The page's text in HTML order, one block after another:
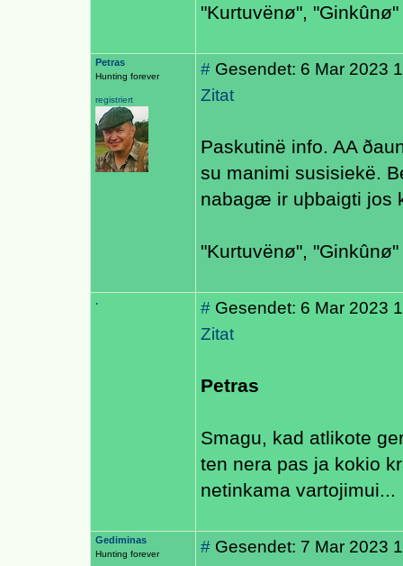
"Kurtuvënø",
Petras
Hunting forever
registriert
# Gesendet: 6 Mar 2023
Zitat
Paskutinë info. AA
su manimi susisiekë.
nabagæ ir uþbaigti jos
"Kurtuvënø",
. # Gesendet: 6 Mar 2023
Zitat
Petras
Smagu, kad atlikote
ten nera pas ja kokio
netinkama vartojimui...
Gediminas
Hunting forever # Gesendet: 7 Mar 2023